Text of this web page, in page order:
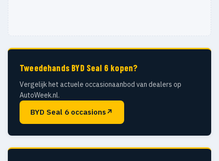
Tweedehands BYD Seal 6 kopen?
Vergelijk het actuele occasionaanbod van dealers op
AutoWeek.nl.
BYD Seal 6 occasions ↗